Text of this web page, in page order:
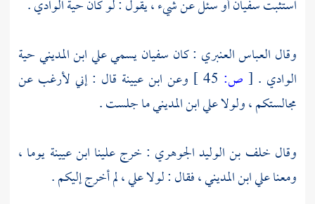
استثبتسفيانأو سئل عن شيء ، يقول : لو كان حية الوادي .
وقال العباس العنبري : كان سفيانيسميعلي ابن المدينيحية
الوادي . [ ص: وعن ابن عيينة قال : إني لأرغب عن
مجالستكم ، ولولا عليابن المدينيما جلست .
وقال خلف بن الوليد الجوهري : خرج علينا ابن عيينة يوما ،
ومعناعلي ابن المديني، فقال : لولاعلي، لم أخرج إليكم .